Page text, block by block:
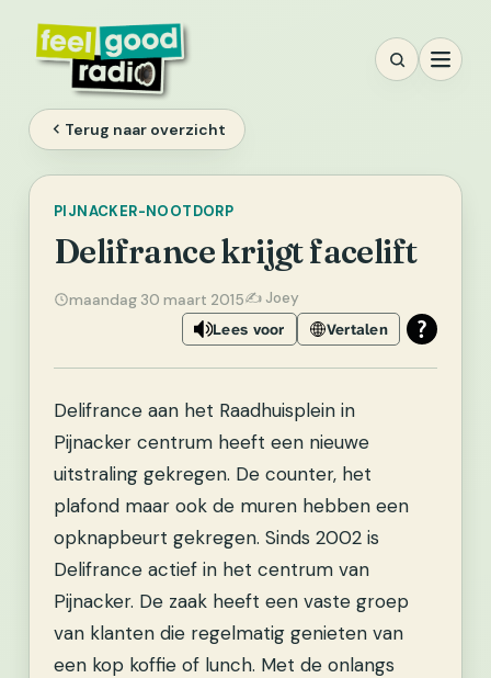
inhoud
Terug naar overzicht
PIJNACKER-NOOTDORP
Delifrance krijgt facelift
maandag 30 maart 2015✍️ Joey
Lees voor Vertalen
Delifrance aan het Raadhuisplein in
Pijnacker centrum heeft een nieuwe
uitstraling gekregen. De counter, het
plafond maar ook de muren hebben een
opknapbeurt gekregen. Sinds 2002 is
Delifrance actief in het centrum van
Pijnacker. De zaak heeft een vaste groep
van klanten die regelmatig genieten van
een kop koffie of lunch. Met de onlangs